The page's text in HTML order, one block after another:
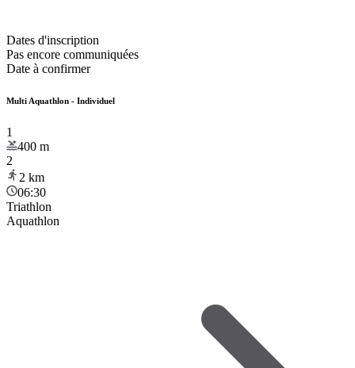
Dates d'inscription
Pas encore communiquées
Date à confirmer
Multi Aquathlon - Individuel
1
400 m
2
2 km
06:30
Triathlon
Aquathlon